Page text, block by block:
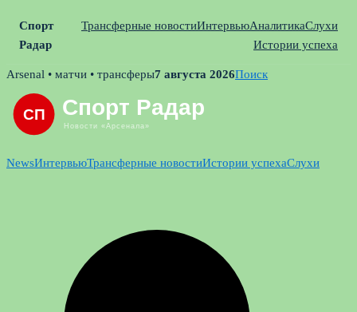
Спорт
Радар
Трансферные новостиИнтервьюАналитикаСлухи
Истории успеха
Skip
content
Arsenal • матчи • трансферы7 августа 2026Поиск
NewsИнтервьюТрансферные новостиИстории успехаСлухи